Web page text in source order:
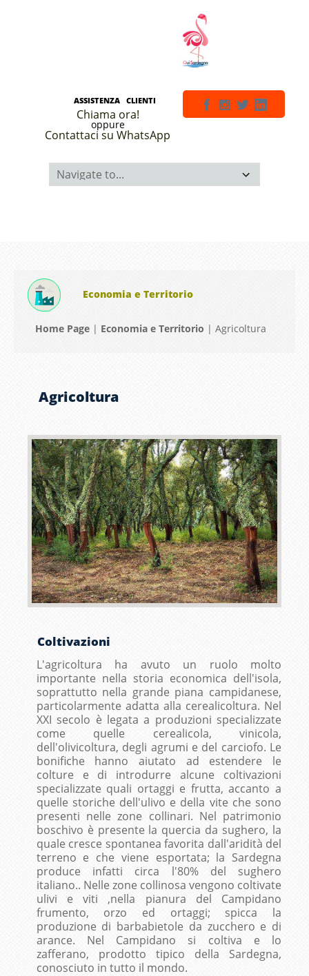
ASSISTENZA CLIENTI
Chiama ora!
oppure
Contattaci su WhatsApp
Economia e Territorio
Home Page | Economia e Territorio |Agricoltura
Agricoltura
Coltivazioni
L'agricoltura ha avuto un ruolo molto
importante nella storia economica dell'isola,
soprattutto nella grande piana campidanese,
particolarmente adatta alla cerealicoltura. Nel
XXI secolo è legata a produzioni specializzate
come quelle cerealicola, vinicola,
dell'olivicoltura, degli agrumi e del carciofo. Le
bonifiche hanno aiutato ad estendere le
colture e di introdurre alcune coltivazioni
specializzate quali ortaggi e frutta, accanto a
quelle storiche dell'ulivo e della vite che sono
presenti nelle zone collinari. Nel patrimonio
boschivo è presente la quercia da sughero, la
quale cresce spontanea favorita dall'aridità del
terreno e che viene esportata; la Sardegna
produce infatti circa l'80% del sughero
italiano.. Nelle zone collinosa vengono coltivate
ulivi e viti ,nella pianura del Campidano
frumento, orzo ed ortaggi; spicca la
produzione di barbabietole da zucchero e di
arance. Nel Campidano si coltiva e lo
zafferano, prodotto tipico della Sardegna,
conosciuto in tutto il mondo.